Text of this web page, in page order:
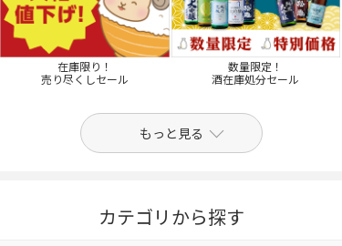
在庫限り！
売り尽くしセール
数量限定！
酒在庫処分セール
もっと見る
カテゴリから探す